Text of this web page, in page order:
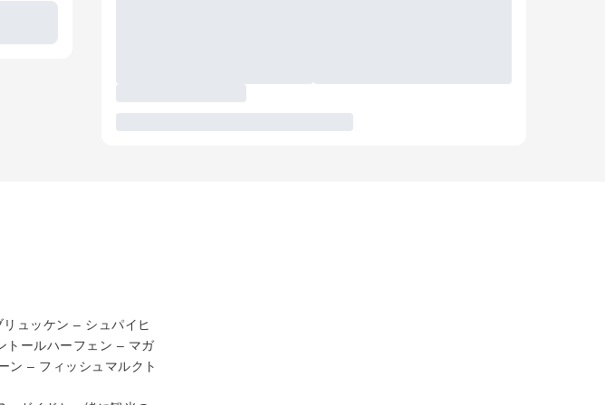
ュッケン – シュパイヒ
トールハーフェン – マガ
ン – フィッシュマルクト